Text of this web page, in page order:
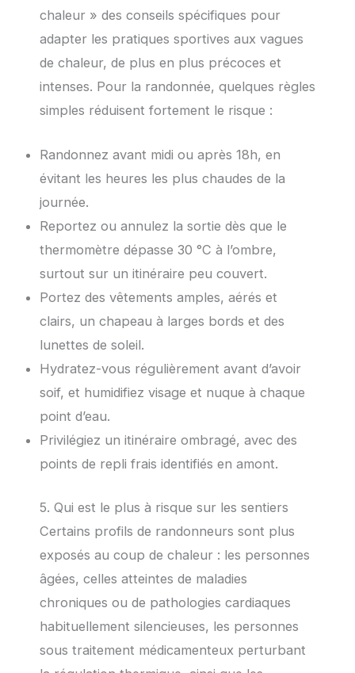
chaleur » des conseils spécifiques pour
adapter les pratiques sportives aux vagues
de chaleur, de plus en plus précoces et
intenses. Pour la randonnée, quelques règles
simples réduisent fortement le risque :
Randonnez avant midi ou après 18h, en
évitant les heures les plus chaudes de la
journée.
Reportez ou annulez la sortie dès que le
thermomètre dépasse 30 °C à l’ombre,
surtout sur un itinéraire peu couvert.
Portez des vêtements amples, aérés et
clairs, un chapeau à larges bords et des
lunettes de soleil.
Hydratez-vous régulièrement avant d’avoir
soif, et humidifiez visage et nuque à chaque
point d’eau.
Privilégiez un itinéraire ombragé, avec des
points de repli frais identifiés en amont.
5. Qui est le plus à risque sur les sentiers
Certains profils de randonneurs sont plus
exposés au coup de chaleur : les personnes
âgées, celles atteintes de maladies
chroniques ou de pathologies cardiaques
habituellement silencieuses, les personnes
sous traitement médicamenteux perturbant